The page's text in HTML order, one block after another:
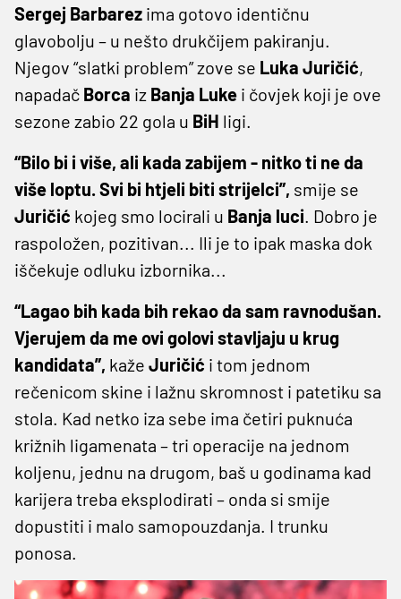
Sergej Barbarez ima gotovo identičnu
glavobolju – u nešto drukčijem pakiranju.
Njegov “slatki problem” zove se Luka Juričić,
napadač Borca iz Banja Luke i čovjek koji je ove
sezone zabio 22 gola u BiH ligi.
“Bilo bi i više, ali kada zabijem - nitko ti ne da
više loptu. Svi bi htjeli biti strijelci”, smije se
Juričić kojeg smo locirali u Banja luci. Dobro je
raspoložen, pozitivan... Ili je to ipak maska dok
iščekuje odluku izbornika...
“Lagao bih kada bih rekao da sam ravnodušan.
Vjerujem da me ovi golovi stavljaju u krug
kandidata”, kaže Juričić i tom jednom
rečenicom skine i lažnu skromnost i patetiku sa
stola. Kad netko iza sebe ima četiri puknuća
križnih ligamenata – tri operacije na jednom
koljenu, jednu na drugom, baš u godinama kad
karijera treba eksplodirati – onda si smije
dopustiti i malo samopouzdanja. I trunku
ponosa.